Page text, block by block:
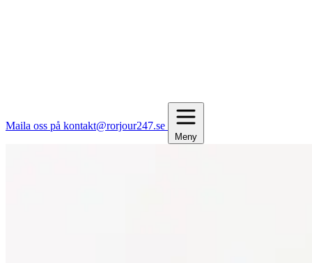
Maila oss på kontakt@rorjour247.se
Meny